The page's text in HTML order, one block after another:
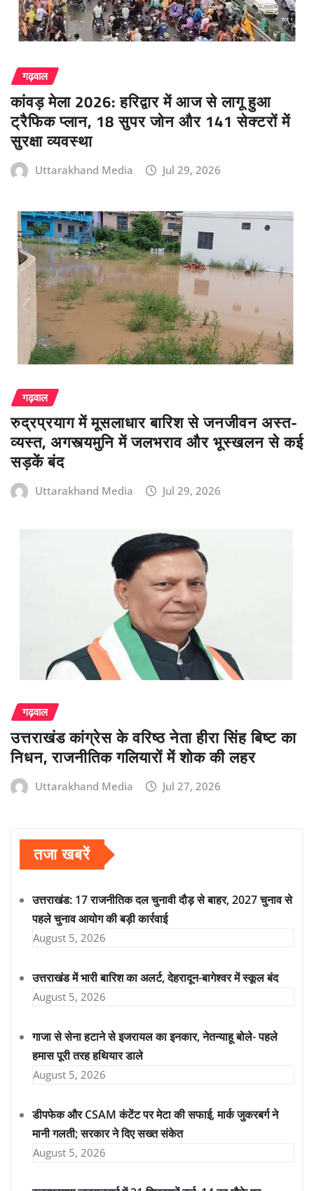
गढ़वाल
कांवड़ मेला 2026: हरिद्वार में आज से लागू हुआ
ट्रैफिक प्लान, 18 सुपर जोन और 141 सेक्टरों में
सुरक्षा व्यवस्था
Uttarakhand Media Jul 29, 2026
गढ़वाल
रुद्रप्रयाग में मूसलाधार बारिश से जनजीवन अस्त-
व्यस्त, अगस्त्यमुनि में जलभराव और भूस्खलन से कई
सड़कें बंद
Uttarakhand Media Jul 29, 2026
गढ़वाल
उत्तराखंड कांग्रेस के वरिष्ठ नेता हीरा सिंह बिष्ट का
निधन, राजनीतिक गलियारों में शोक की लहर
Uttarakhand Media Jul 27, 2026
तजा खबरें
उत्तराखंड: 17 राजनीतिक दल चुनावी दौड़ से बाहर, 2027 चुनाव से
पहले चुनाव आयोग की बड़ी कार्रवाई
August 5, 2026
उत्तराखंड में भारी बारिश का अलर्ट, देहरादून-बागेश्वर में स्कूल बंद
August 5, 2026
गाजा से सेना हटाने से इजरायल का इनकार, नेतन्याहू बोले- पहले
हमास पूरी तरह हथियार डाले
August 5, 2026
डीपफेक और CSAM कंटेंट पर मेटा की सफाई, मार्क जुकरबर्ग ने
मानी गलती; सरकार ने दिए सख्त संकेत
August 5, 2026